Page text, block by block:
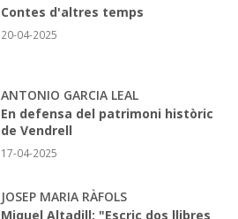
Contes d'altres temps
20-04-2025
ANTONIO GARCIA LEAL
En defensa del patrimoni històric
de Vendrell
17-04-2025
JOSEP MARIA RÀFOLS
Miquel Altadill: "Escric dos llibres